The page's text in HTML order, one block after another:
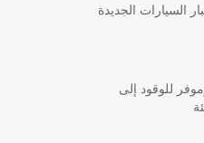
السيارات الجديدة
للوقود إلى